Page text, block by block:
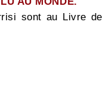
sont au Livre de